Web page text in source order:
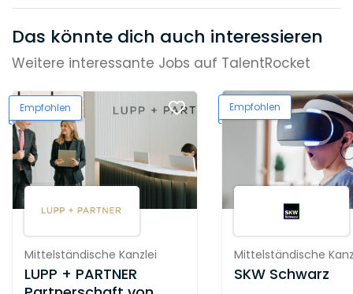
Das könnte dich auch interessieren
Weitere interessante Jobs auf TalentRocket
Empfohlen
Mittelständische Kanzlei
LUPP + PARTNER
Empfohlen
Mittelständische
SKW Schwarz